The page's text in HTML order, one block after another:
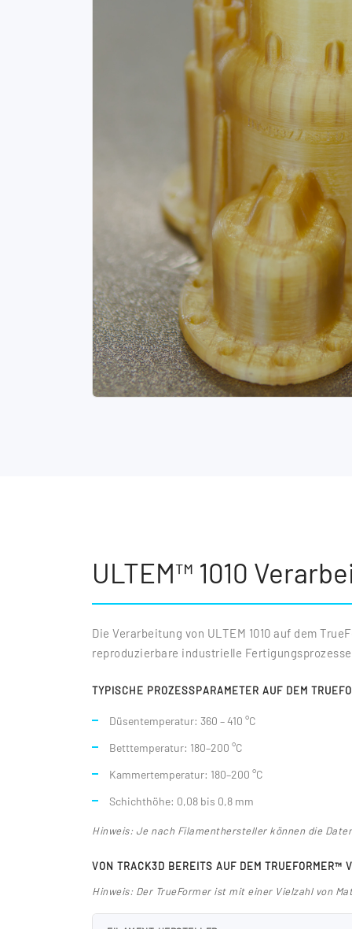
ULTEM™ 1010
Die Verarbeitung von ULTEM 1010 auf dem
reproduzierbare industrielle Fertigungsprozesse.
TYPISCHE PROZESSPARAMETER AUF DEM
Düsentemperatur: 360 – 410 °C
Betttemperatur: 180–200 °C
Kammertemperatur: 180–200 °C
Schichthöhe: 0,08 bis 0,8 mm
Hinweis: Je nach Filamenthersteller können die
VON TRACK3D BEREITS AUF DEM TRUEFORMER™
Hinweis: Der TrueFormer ist mit einer Vielzahl von